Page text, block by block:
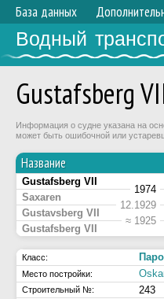
База данных
Водный
Gustafsberg
Информация о судне указана на
может быть ошибочной или
Название
Gustafsberg VII
1974
Saxaren
12.1929
Gustavsberg VII
≈ 1925
Gustafsberg VII
Класс:
Место постройки:
Строительный №:
243